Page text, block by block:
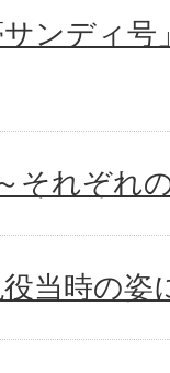
ンディ号
それぞれ
当時の姿